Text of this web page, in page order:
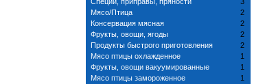
Мясо/Птица
2
Консервация мясная
2
Фрукты, овощи, ягоды
2
Продукты быстрого приготовления
2
Мясо птицы охлажденное
1
Фрукты, овощи вакуумированные
1
Мясо птицы замороженное
1